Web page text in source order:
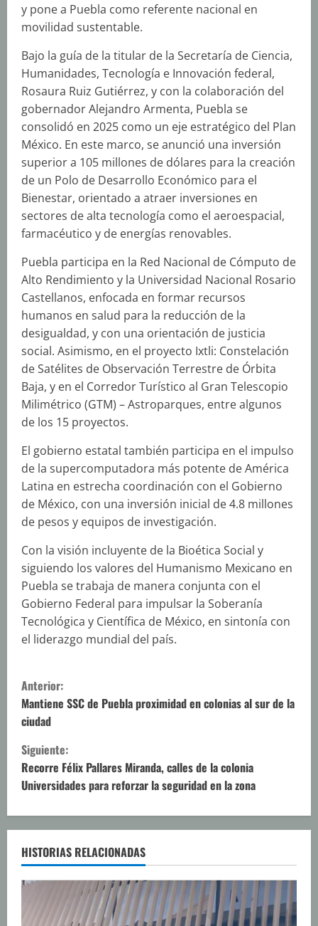
y pone a Puebla como referente nacional en
movilidad sustentable.
Bajo la guía de la titular de la Secretaría de Ciencia,
Humanidades, Tecnología e Innovación federal,
Rosaura Ruiz Gutiérrez, y con la colaboración del
gobernador Alejandro Armenta, Puebla se
consolidó en 2025 como un eje estratégico del Plan
México. En este marco, se anunció una inversión
superior a 105 millones de dólares para la creación
de un Polo de Desarrollo Económico para el
Bienestar, orientado a atraer inversiones en
sectores de alta tecnología como el aeroespacial,
farmacéutico y de energías renovables.
Puebla participa en la Red Nacional de Cómputo de
Alto Rendimiento y la Universidad Nacional Rosario
Castellanos, enfocada en formar recursos
humanos en salud para la reducción de la
desigualdad, y con una orientación de justicia
social. Asimismo, en el proyecto Ixtli: Constelación
de Satélites de Observación Terrestre de Órbita
Baja, y en el Corredor Turístico al Gran Telescopio
Milimétrico (GTM) – Astroparques, entre algunos
de los 15 proyectos.
El gobierno estatal también participa en el impulso
de la supercomputadora más potente de América
Latina en estrecha coordinación con el Gobierno
de México, con una inversión inicial de 4.8 millones
de pesos y equipos de investigación.
Con la visión incluyente de la Bioética Social y
siguiendo los valores del Humanismo Mexicano en
Puebla se trabaja de manera conjunta con el
Gobierno Federal para impulsar la Soberanía
Tecnológica y Científica de México, en sintonía con
el liderazgo mundial del país.
S
i
g
u
e
l
e
y
e
Anterior:
Mantiene SSC de Puebla proximidad en colonias al sur de la
ciudad
Siguiente:
Recorre Félix Pallares Miranda, calles de la colonia
Universidades para reforzar la seguridad en la zona
HISTORIAS RELACIONADAS